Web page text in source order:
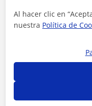
Al hacer clic en
nuestra Política de